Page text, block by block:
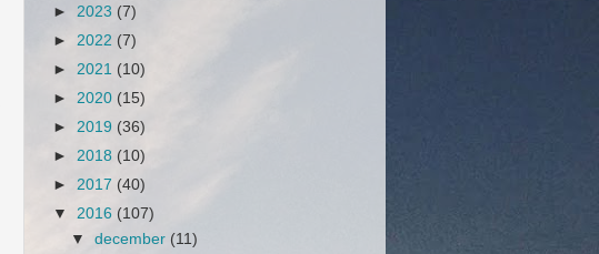
► 2023 (7)
► 2022 (7)
► 2021 (10)
► 2020 (15)
► 2019 (36)
► 2018 (10)
► 2017 (40)
▼ 2016 (107)
▼december (11)